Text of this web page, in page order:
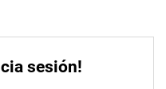
sesión!